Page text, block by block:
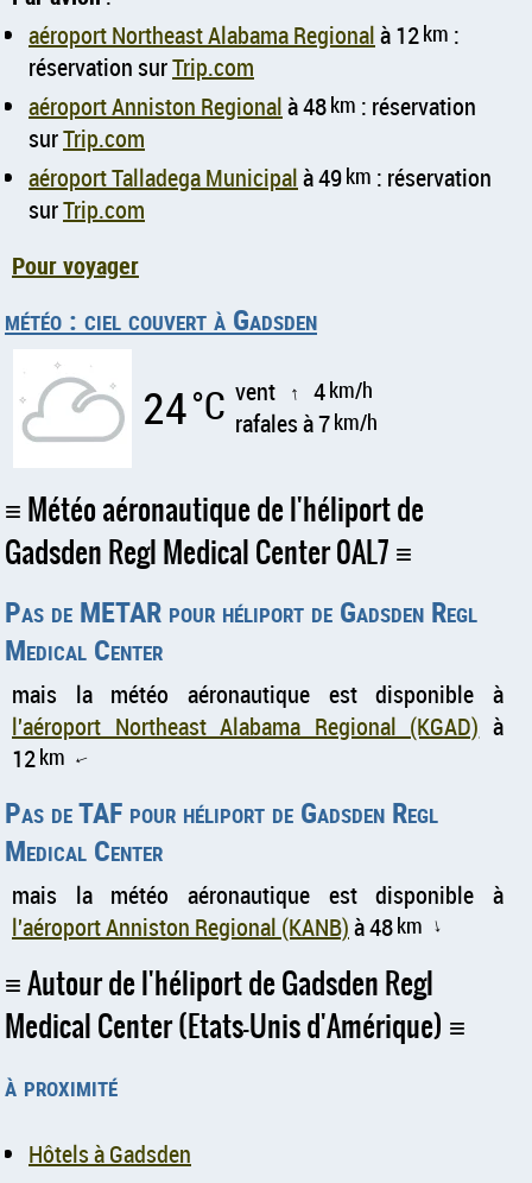
aéroport Northeast Alabama Regionalà 12km :
réservation surTrip.com
aéroport Anniston Regionalà 48km : réservation
surTrip.com
aéroport Talladega Municipalà 49km : réservation
surTrip.com
Pour voyager
météo : ciel couvert à Gadsden
24°C vent ↑ 4km/h
rafales à 7km/h
Météo aéronautique de l'héliport de
Gadsden Regl Medical Center 0AL7
Pas de METAR pour héliport de Gadsden Regl
Medical Center
mais la météo aéronautique est disponible à
l'aéroport Northeast Alabama Regional (KGAD) à
12km ↑
Pas de TAF pour héliport de Gadsden Regl
Medical Center
mais la météo aéronautique est disponible à
l'aéroport Anniston Regional (KANB)à 48km ↑
Autour de l'héliport de Gadsden Regl
Medical Center (Etats-Unis d'Amérique)
à proximité
Hôtels à Gadsden